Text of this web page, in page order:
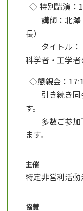
◇ 特別講演：
講師：北澤
長）
タイトル：
科学者・工学者
◇懇親会：
引き続き同
す。
多数ご参加
ます。
主催
特定非営利活
協賛